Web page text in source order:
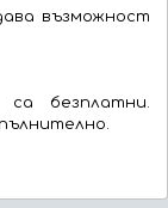
възможност
безплатни.